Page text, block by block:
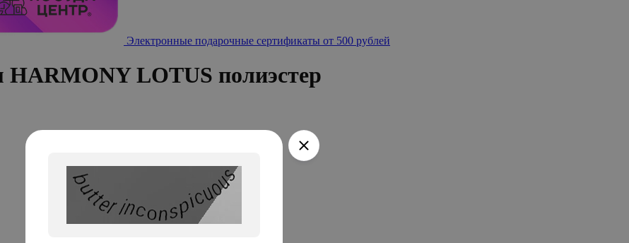
Электронные подарочные сертификаты от 500 рублей
HARMONY LOTUS полиэстер